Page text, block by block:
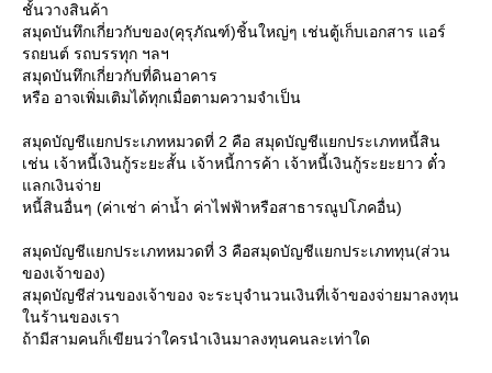
ชั้นวางสินค้า
สมุดบันทึกเกี่ยวกับของ(คุรุภัณฑ์)ชิ้นใหญ่ๆ เช่นตู้เก็บเอกสาร แอร์
รถยนต์ รถบรรทุก ฯลฯ
สมุดบันทึกเกี่ยวกับที่ดินอาคาร
หรือ อาจเพิ่มเติมได้ทุกเมื่อตามความจำเป็น
สมุดบัญชีแยกประเภทหมวดที่ 2 คือ สมุดบัญชีแยกประเภทหนี้สิน
เช่น เจ้าหนี้เงินกู้ระยะสั้น เจ้าหนี้การค้า เจ้าหนี้เงินกู้ระยะยาว ตั๋ว
ลกเงินจ่า
หนี้สินอื่นๆ (ค่าเช่า ค่าน้ำ ค่าไฟฟ้าหรือสาธารณูปโภคอื่น)
สมุดบัญชีแยกประเภทหมวดที่ 3 คือสมุดบัญชีแยกประเภททุน(ส่วน
ของเจ้าของ)
สมุดบัญชีส่วนของเจ้าของ จะระบุจำนวนเงินที่เจ้าของจ่ายมาลงทุน
นร้านของเรา
ถ้ามีสามคนก็เขียนว่าใครนำเงินมาลงทุนคนละเท่าใด